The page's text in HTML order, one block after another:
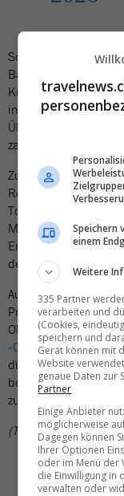
Schwer getroffen
Bauernverband
Kulturen, Betrieben
insbesondere
Überschwemmungen,
zahlreiche Regionen
Zu den am stärksten
Romagna. In der
Tomaten sowie Obst-
Modena drückten
Ernte nieder. In
der Trauben verloren
Auch in Venetien
Provinz Rovigo
Obstplantagen,
«Corriere del Veneto»
dürfte ersten
betragen. In der
zudem Felder,
(TN)
Speichern
einem
Weitere
335 Partner
verarbeiten und
(Cookies,
speichern und
Gerät können mit
Website
genaue Daten zur
Partner
Einige Anbieter
möglicherweise
Dagegen können
Ihrer Optionen
oder im Menü der
die Einwilligung in
verwalten oder